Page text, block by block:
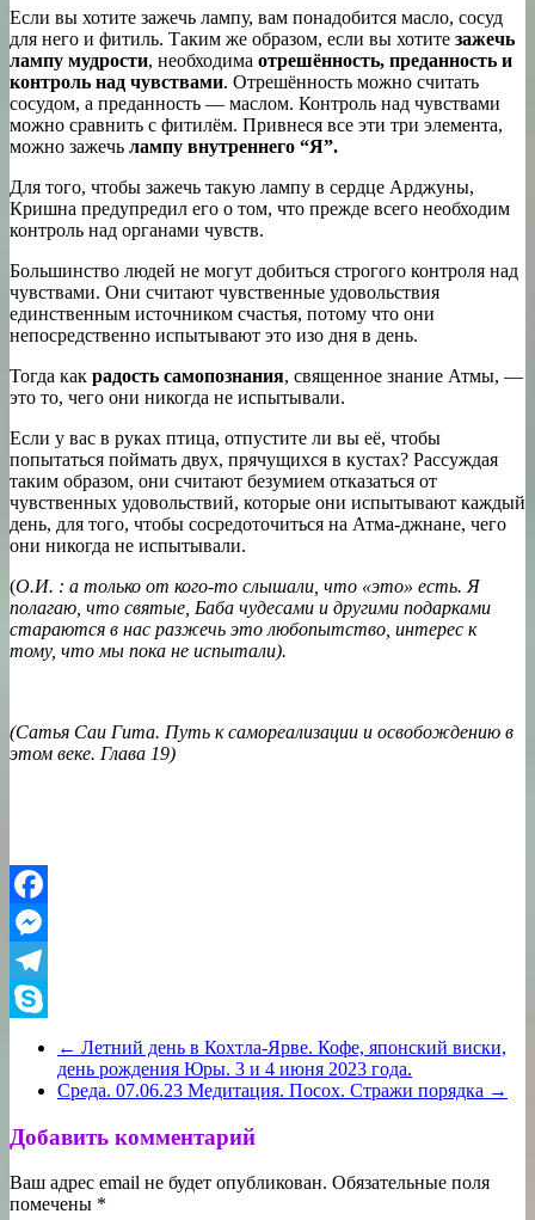
Если вы хотите зажечь лампу, вам понадобится масло, сосуд
для него и фитиль. Таким же образом, если вы хотите зажечь
лампу мудрости, необходима отрешённость, преданность и
контроль над чувствами. Отрешённость можно считать
сосудом, а преданность — маслом. Контроль над чувствами
можно сравнить с фитилём. Привнеся все эти три элемента,
можно зажечь лампу внутреннего “Я”.
Для того, чтобы зажечь такую лампу в сердце Арджуны,
Кришна предупредил его о том, что прежде всего необходим
контроль над органами чувств.
Большинство людей не могут добиться строгого контроля над
чувствами. Они считают чувственные удовольствия
единственным источником счастья, потому что они
непосредственно испытывают это изо дня в день.
Тогда как радость самопознания, священное знание Атмы, —
это то, чего они никогда не испытывали.
Если у вас в руках птица, отпустите ли вы её, чтобы
попытаться поймать двух, прячущихся в кустах? Рассуждая
таким образом, они считают безумием отказаться от
чувственных удовольствий, которые они испытывают каждый
день, для того, чтобы сосредоточиться на Атма-джнане, чего
они никогда не испытывали.
(О.И. : а только от кого-то слышали, что «это» есть. Я
полагаю, что святые, Баба чудесами и другими подарками
стараются в нас разжечь это любопытство, интерес к
тому, что мы пока не испытали).
(Сатья Саи Гита. Путь к самореализации и освобождению в
этом веке. Глава 19)
Facebook
Messenger
Telegram
← Летний день в Кохтла-Ярве. Кофе, японский виски,
день рождения Юры. 3 и 4 июня 2023 года.
Среда. 07.06.23 Медитация. Посох. Стражи порядка →
Добавить комментарий
Ваш адрес email не будет опубликован. Обязательные поля
помечены *